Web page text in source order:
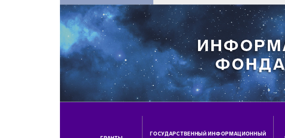
ГОСУДАРСТВЕННЫЙ ИНФОРМАЦИОННЫЙ